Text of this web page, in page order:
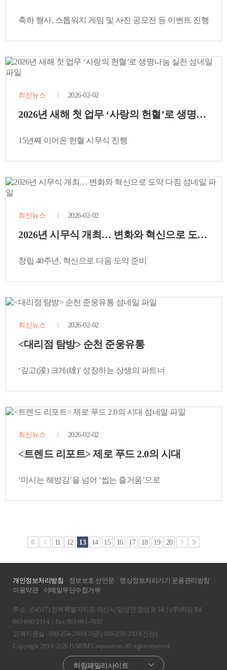
축하 행사, 스톱워치 게임 및 사진 공모전 등 이벤트 진행
최신뉴스 2026-02-02
2026년 새해 첫 업무 ‘사랑의 헌혈’로 생명나눔
15년째 이어온 헌혈 시무식 진행
최신뉴스 2026-02-02
2026년 시무식 개최… 변화와 혁신으로 도약 다
창립 40주년, 혁신으로 다음 도약 준비
최신뉴스 2026-02-02
<대리점 탐방> 순천 준웅유통
‘깊고(浚) 크게(雄)’ 성장하는 상생의 파트너
최신뉴스 2026-02-02
<트렌드 리포트> 제로 푸드 2.0의 시대
‘마시는 해방감’을 넘어 ‘씹는 즐거움’으로
11 12 13 14 15 16 17 18 19 20
개인정보처리방침 정보보호 선언문
영상정보처리기기 운용관리방침
이용약관
이메일무단수집거부
주소 : (54517) 전북특별자치도 익산시 망성면 망성로 14 | (주)하림 Tel
063-860-2114 | Fax 063-861-7857
고객지원실 : 080-254-2000(가공), 080-259-2000(신선)
Copyright 2019-2026 HARIM Corporation. All rights reserved.